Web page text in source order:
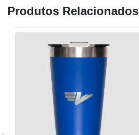
Produtos Relacionados